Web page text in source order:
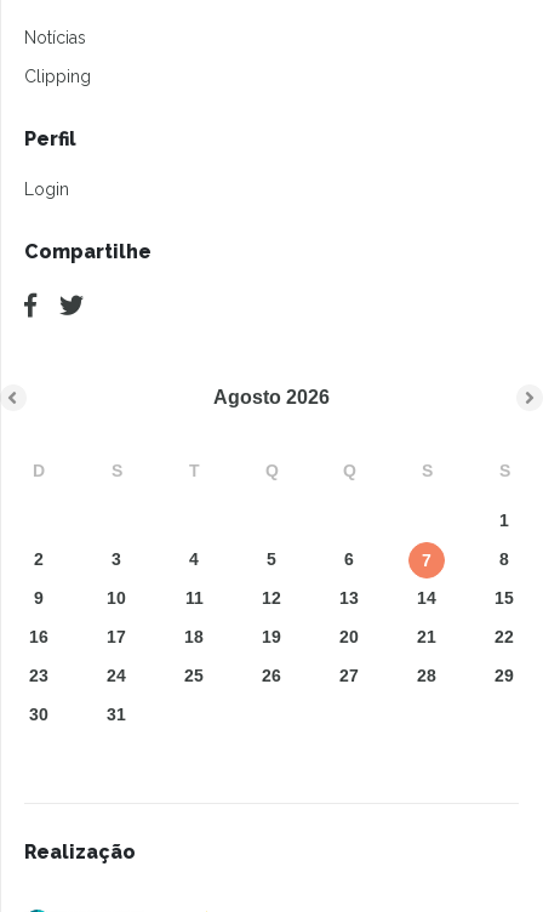
Notícias
Clipping
Perfil
Login
Compartilhe
Agosto 2026
D S T Q Q S S
1
2
3 4 5 6 7
8
9
10 11 12 13 14
15
16
17 18 19 20 21
22
23
24 25 26 27 28
29
30
31
Realização